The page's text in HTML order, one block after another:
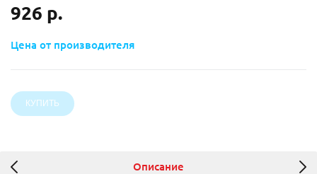
926 р.
Цена от производителя
Описание